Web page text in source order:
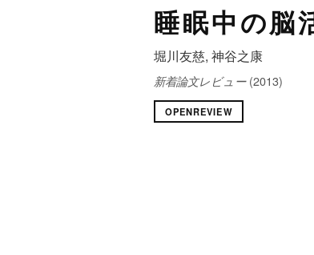
睡眠中の脳
堀川友慈, 神谷之康
新着論文レビュー(2013)
OPENREVIEW